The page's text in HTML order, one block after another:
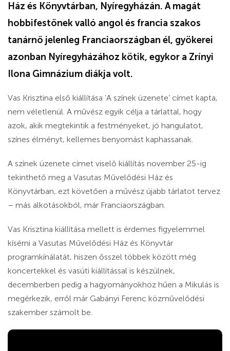
Ház és Könyvtárban, Nyíregyházán. A magát
hobbifestőnek valló angol és francia szakos
tanárnő jelenleg Franciaországban él, gyökerei
azonban Nyíregyházához kötik, egykor a Zrínyi
Ilona Gimnázium diákja volt.
Vas Krisztina első kiállítása ’A színek üzenete’ címet kapta,
nem véletlenül. A művész egyik célja a tárlattal, hogy
azok, akik megtekintik a festményeket, jó hangulatot,
színes élményt, kellemes benyomást kaphassanak.
A színek üzenete címet viselő kiállítás november 25-ig
tekinthető meg a Vasutas Művelődési Ház és
Könyvtárban, ezt követően a művész újabb tárlatot tervez
– más alkotásokból, már Franciaországban.
Vas Krisztina kiállítása mellett is érdemes figyelemmel
kísérni a Vasutas Művelődési Ház és Könyvtár
programkínálatát, hiszen ősszel többek között még
koncertekkel és vasúti kiállítással is készülnek,
decemberben pedig a hagyományokhoz hűen a Mikulás is
megérkezik, erről már Gabányi Ferenc közművelődési
szakember számolt be.